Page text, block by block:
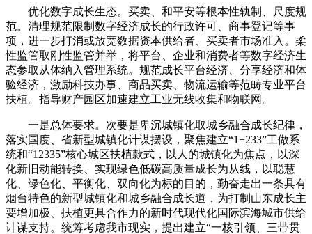
优化数字成长生态。买卖、和平安等根本性轨制、尺度规
范。清理规范限制数字经济成长的行政许可、商事登记等事
项，进一步打消或放宽数据资本供给者、买卖者市场准入。柔
性监管取刚性监管并举，将平台、企业和消费者等数字经济生
态参取从体纳入管理系统。规范成长平台经济、分享经济和体
验经济，激励科技办事、商品买卖、物流运输等范畴专业平台
扶植。指导财产园区加速建立工业无线收集和物联网。
一是总体要求。次要是卑沉城镇化取城乡融合成长纪律，
落实国度、省新型城镇化计谋摆设，聚焦建立“1+233”工做系
统和“12335”核心城区扶植款式，以人的城镇化为焦点，以深
化新旧动能转换、实现绿色低碳高质量成长为从线，以聪慧
化、绿色化、平衡化、双向化为标的目的，勤奋走出一条具有
烟台特色的新型城镇化和城乡融合成长道，为打制山东成长主
要增加极、扶植更具合作力的新时代现代化国际滨海城市供给
计谋支持。统筹考虑我市现实，提出建立“一核引领、三带贯